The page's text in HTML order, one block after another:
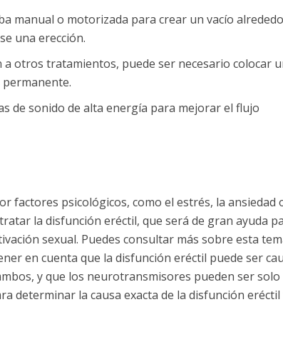
manual o motorizada para crear un vacío
una erección.
a otros tratamientos, puede ser necesario colocar
de sonido de alta energía para mejorar el flujo
factores psicológicos, como el estrés, la ansiedad
la disfunción eréctil, que será de gran ayuda
sexual. Puedes consultar más sobre esta
en cuenta que la disfunción eréctil puede ser
y que los neurotransmisores pueden ser solo
determinar la causa exacta de la disfunción eréctil